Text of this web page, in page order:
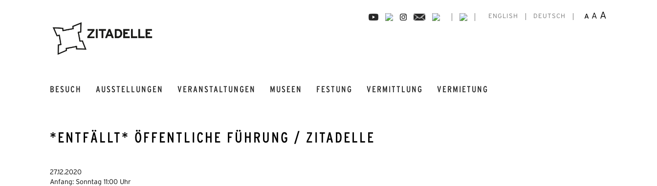
ENGLISH DEUTSCH A A A
BESUCH AUSSTELLUNGEN VERANSTALTUNGEN MUSEEN FESTUNG VERMITTLUNG VERMIETUNG
*ENTFÄLLT* ÖFFENTLICHE FÜHRUNG / ZITADELLE
27.12.2020
Anfang: Sonntag 11:00 Uhr